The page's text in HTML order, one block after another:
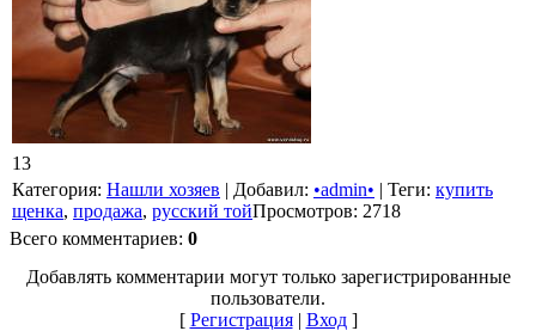
13
Категория: Нашли хозяев | Добавил: •admin• | Теги: купить
щенка, продажа, русский тойПросмотров: 2718
Всего комментариев: 0
Добавлять комментарии могут только зарегистрированные
пользователи.
[ Регистрация| Вход]